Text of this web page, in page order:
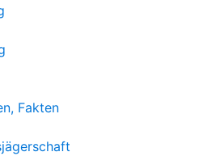
Fakten